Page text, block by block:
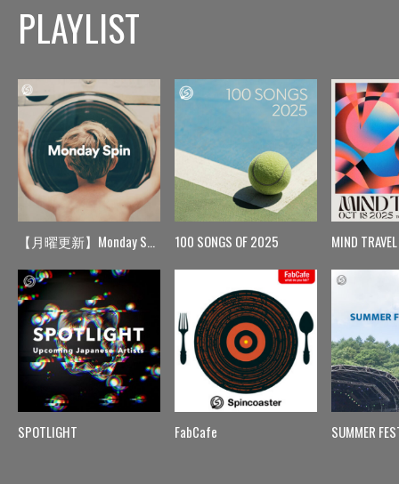
PLAYLIST
【月曜更新】Monday Spin
SPOTLIGHT
100 SONGS OF 2025
FabCafe
MIND TRAVEL
SUMMER